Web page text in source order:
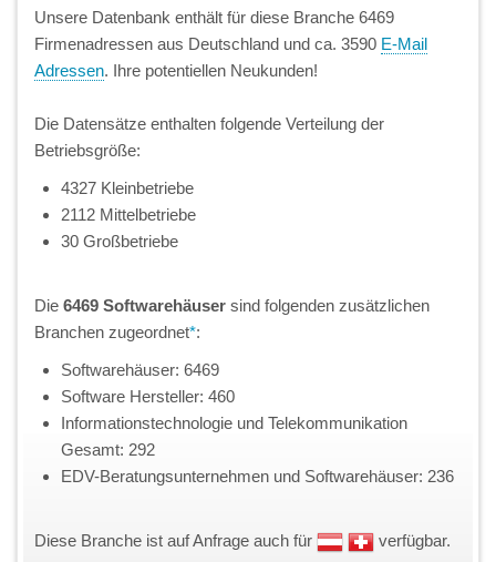
Unsere Datenbank enthält für diese Branche 6469
Firmenadressen aus Deutschland und ca. 3590 E-Mail
Adressen. Ihre potentiellen Neukunden!
Die Datensätze enthalten folgende Verteilung der
Betriebsgröße:
4327 Kleinbetriebe
2112 Mittelbetriebe
30 Großbetriebe
Die 6469 Softwarehäuser sind folgenden zusätzlichen
Branchen zugeordnet*:
Softwarehäuser: 6469
Software Hersteller: 460
Informationstechnologie und Telekommunikation
Gesamt: 292
EDV-Beratungsunternehmen und Softwarehäuser: 236
Diese Branche ist auf Anfrage auch für verfügbar.